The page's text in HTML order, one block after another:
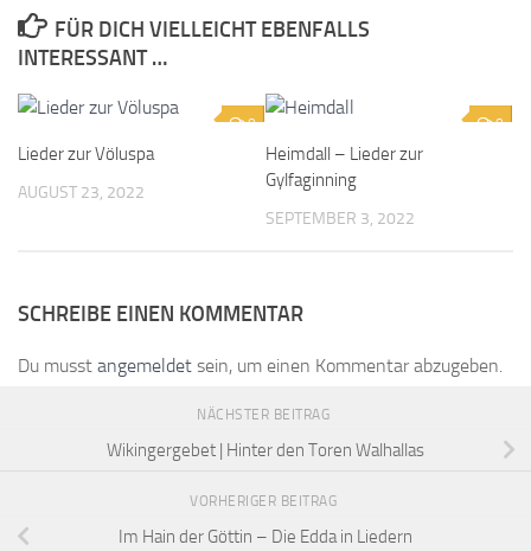
FÜR DICH VIELLEICHT EBENFALLS
INTERESSANT …
0
Lieder zur Völuspa
AUGUST 23, 2022
0
Heimdall – Lieder zur
Gylfaginning
SEPTEMBER 3, 2022
SCHREIBE EINEN KOMMENTAR
Du musst angemeldet sein, um einen Kommentar abzugeben.
NÄCHSTER BEITRAG
Wikingergebet | Hinter den Toren Walhallas
VORHERIGER BEITRAG
Im Hain der Göttin – Die Edda in Liedern